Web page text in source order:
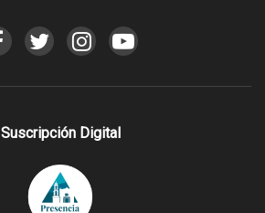
Suscripción Digital